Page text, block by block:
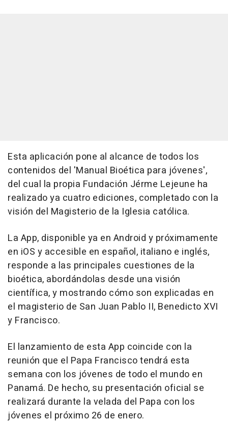
Esta aplicación pone al alcance de todos los
contenidos del 'Manual Bioética para jóvenes',
del cual la propia Fundación Jérme Lejeune ha
realizado ya cuatro ediciones, completado con la
visión del Magisterio de la Iglesia católica.
La App, disponible ya en Android y próximamente
en iOS y accesible en español, italiano e inglés,
responde a las principales cuestiones de la
bioética, abordándolas desde una visión
científica, y mostrando cómo son explicadas en
el magisterio de San Juan Pablo II, Benedicto XVI
y Francisco.
El lanzamiento de esta App coincide con la
reunión que el Papa Francisco tendrá esta
semana con los jóvenes de todo el mundo en
Panamá. De hecho, su presentación oficial se
realizará durante la velada del Papa con los
jóvenes el próximo 26 de enero.